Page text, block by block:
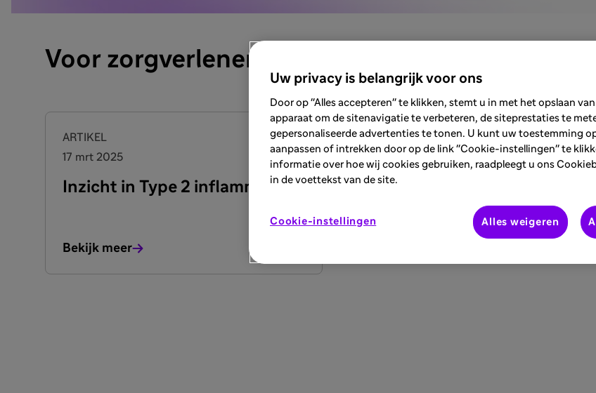
Voor zorgverleners
ARTIKEL
17 mrt 2025
Inzicht in Type 2 inflammatie
Bekijk meer
Uw privacy is belangrijk voor ons
Door op "Alles accepteren" te klikken, stemt u in met het opslaan
apparaat om de sitenavigatie te verbeteren, de siteprestaties te
gepersonaliseerde advertenties te tonen. U kunt uw toestemming
aanpassen of intrekken door op de link "Cookie-instellingen" te
informatie over hoe wij cookies gebruiken, raadpleegt u ons
in de voettekst van de site.
Cookie-instellingen Alles weigeren